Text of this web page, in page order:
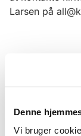
Denne
Vi bruger
Larsen på